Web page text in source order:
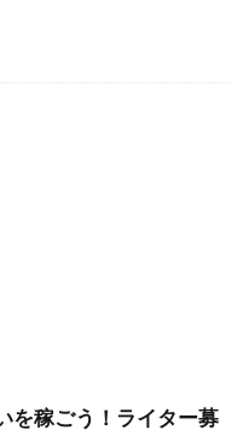
を稼ごう！ライター募